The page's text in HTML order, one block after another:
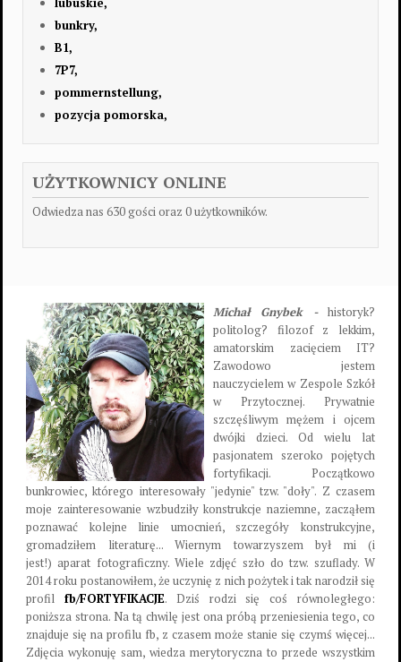
bunkry,
B1,
7P7,
pommernstellung,
pozycja pomorska,
UŻYTKOWNICY ONLINE
Odwiedza nas 630 gości oraz 0 użytkowników.
Michał Gnybek - historyk?
politolog? filozof z lekkim,
amatorskim zacięciem IT?
Zawodowo jestem
nauczycielem w Zespole Szkół
w Przytocznej. Prywatnie
szczęśliwym mężem i ojcem
dwójki dzieci. Od wielu lat
pasjonatem szeroko pojętych
fortyfikacji. Początkowo
bunkrowiec, którego interesowały "jedynie" tzw. "doły". Z czasem
moje zainteresowanie wzbudziły konstrukcje naziemne, zacząłem
poznawać kolejne linie umocnień, szczegóły konstrukcyjne,
gromadziłem literaturę... Wiernym towarzyszem był mi (i
jest!) aparat fotograficzny. Wiele zdjęć szło do tzw. szuflady. W
2014 roku postanowiłem, że uczynię z nich pożytek i tak narodził się
profil fb/FORTYFIKACJE. Dziś rodzi się coś równoległego:
poniższa strona. Na tą chwilę jest ona próbą przeniesienia tego, co
znajduje się na profilu fb, z czasem może stanie się czymś więcej...
Zdjęcia wykonuję sam, wiedza merytoryczna to przede wszystkim